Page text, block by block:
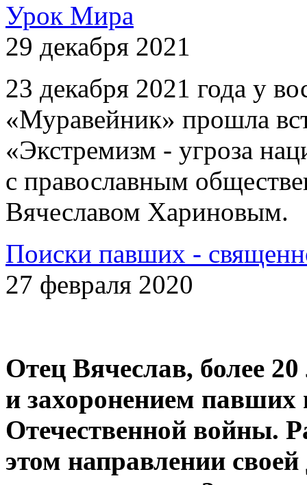
Урок Мира
29 декабря 2021
23 декабря 2021 года у
«Муравейник» прошла
«Экстремизм - угроза
с православным
Вячеславом Хариновым.
Поиски павших -
27 февраля 2020
Отец Вячеслав, более
и захоронением павших
Отечественной войны.
этом направлении